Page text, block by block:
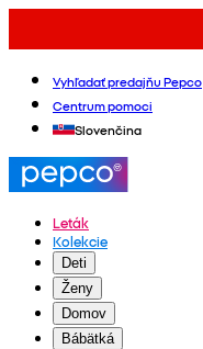
Vyhľadať predajňu Pepco
Centrum pomoci
Slovenčina
Leták
Kolekcie
Deti
Ženy
Domov
Bábätká